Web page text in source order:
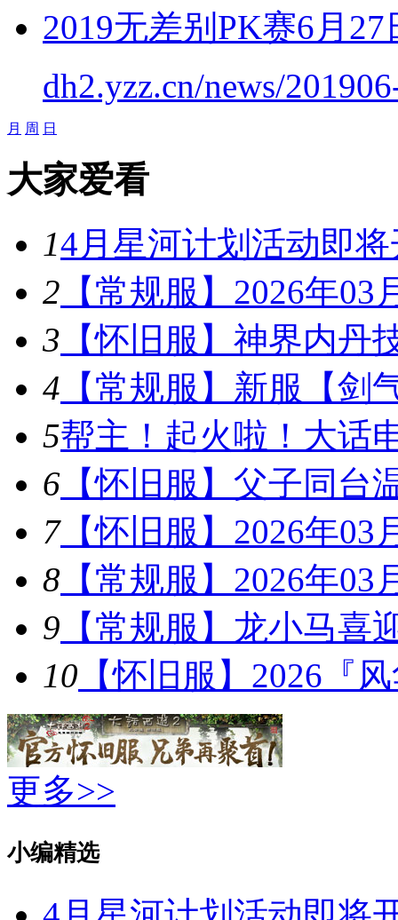
2019无差别PK赛6月
dh2.yzz.cn/news/
月 周 日
大家爱看
14月星河计划活动即
2 【常规服】2026年03
3 【怀旧服】神界内丹
4 【常规服】新服【剑
5帮主！起火啦！大话
6 【怀旧服】父子同台
7【怀旧服】2026年03
8 【常规服】2026年03
9 【常规服】龙小马喜
10 【怀旧服】2026『
更多>>
小编精选